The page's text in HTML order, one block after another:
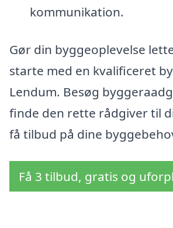
kommunikation.
Gør din byggeoplevelse
starte med en kvalificeret
Lendum. Besøg
finde den rette rådgiver til
få tilbud på dine
Få 3 tilbud, gratis og